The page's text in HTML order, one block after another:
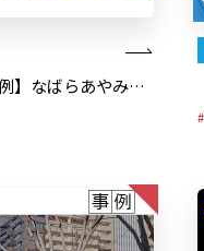
【プラスチックカード作成・事例】なばらあやみ様（シンガーソングライター）プレミアムカード